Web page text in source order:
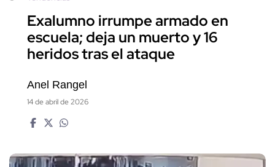
Exalumno irrumpe armado en
escuela; deja un muerto y 16
heridos tras el ataque
Anel Rangel
14 de abril de 2026